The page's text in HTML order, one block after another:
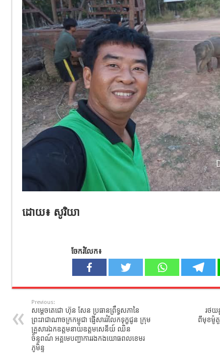
ដោយ៖ សូរិយា
ចែករំលែក៖
Previous:
សម្តេចតេជោ ហ៊ុន សែន ប្រធានព្រឹទ្ធសភានៃ
ព្រះរាជាណាចក្រកម្ពុជា ផ្ញើសាររំលែកទុក្ខជូន ក្រុម
គ្រួសារឯកឧត្តមនាយឧត្តមសេនីយ៍ ឈិន
ច័ន្ទពណ៍ អគ្គមេបញ្ជាការរងកងយោធពលខេមរ
ភូមិន្ទ
រថយ
ពីមុខម៉ូតូ